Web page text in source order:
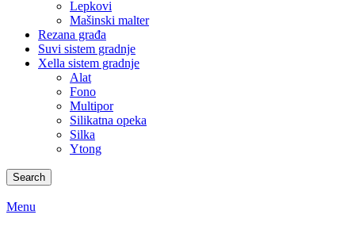
Lepkovi
Mašinski malter
Rezana građa
Suvi sistem gradnje
Xella sistem gradnje
Alat
Fono
Multipor
Silikatna opeka
Silka
Ytong
Search
Menu